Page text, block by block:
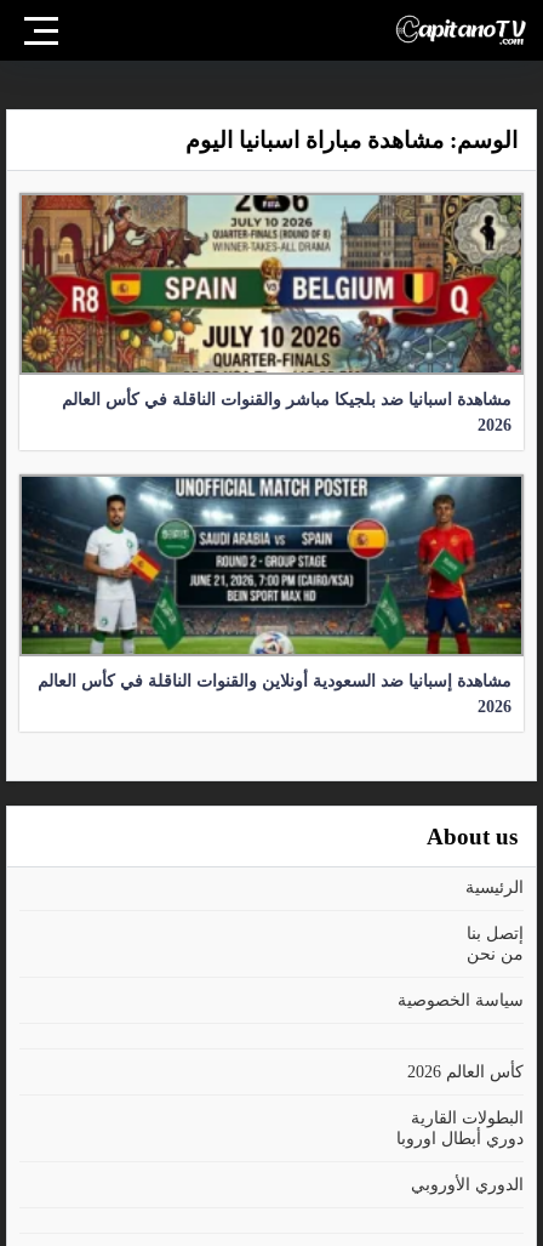
الوسم: مشاهدة مباراة اسبانيا اليوم
مشاهدة اسبانيا ضد بلجيكا مباشر والقنوات الناقلة في كأس العالم
2026
مشاهدة إسبانيا ضد السعودية أونلاين والقنوات الناقلة في كأس العالم
2026
About us
الرئيسية
إتصل بنا
من نحن
سياسة الخصوصية
كأس العالم 2026
البطولات القارية
دوري أبطال اوروبا
الدوري الأوروبي